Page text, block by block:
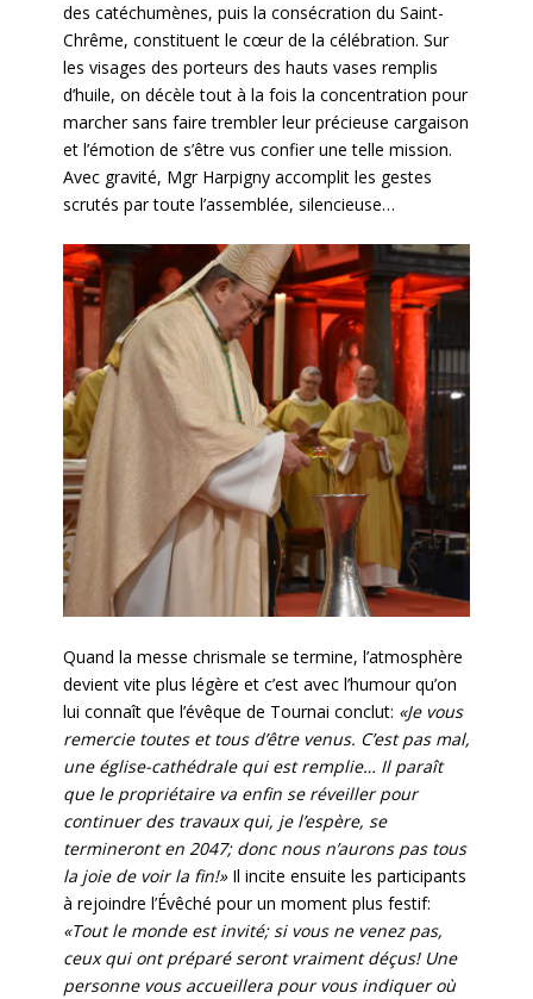
des catéchumènes, puis la consécration du Saint-
Chrême, constituent le cœur de la célébration. Sur
les visages des porteurs des hauts vases remplis
d’huile, on décèle tout à la fois la concentration pour
marcher sans faire trembler leur précieuse cargaison
et l’émotion de s’être vus confier une telle mission.
Avec gravité, Mgr Harpigny accomplit les gestes
scrutés par toute l’assemblée, silencieuse…
Quand la messe chrismale se termine, l’atmosphère
devient vite plus légère et c’est avec l’humour qu’on
lui connaît que l’évêque de Tournai conclut: «Je vous
remercie toutes et tous d’être venus. C’est pas mal,
une église-cathédrale qui est remplie… Il paraît
que le propriétaire va enfin se réveiller pour
continuer des travaux qui, je l’espère, se
termineront en 2047; donc nous n’aurons pas tous
la joie de voir la fin!»Il incite ensuite les participants
à rejoindre l’Évêché pour un moment plus festif:
«Tout le monde est invité; si vous ne venez pas,
ceux qui ont préparé seront vraiment déçus! Une
personne vous accueillera pour vous indiquer où